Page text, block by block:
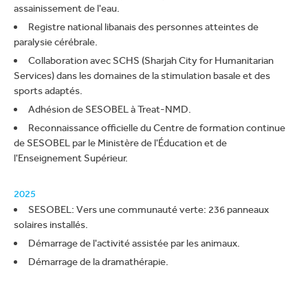
assainissement de l'eau.
Registre national libanais des personnes atteintes de
paralysie cérébrale.
Collaboration avec SCHS (Sharjah City for Humanitarian
Services) dans les domaines de la stimulation basale et des
sports adaptés.
Adhésion de SESOBEL à Treat-NMD.
Reconnaissance officielle du Centre de formation continue
de SESOBEL par le Ministère de l'Éducation et de
l'Enseignement Supérieur.
2025
SESOBEL: Vers une communauté verte: 236 panneaux
solaires installés.
Démarrage de l'activité assistée par les animaux.
Démarrage de la dramathérapie.